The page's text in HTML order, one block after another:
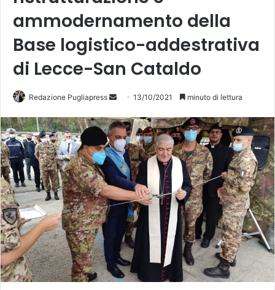
ammodernamento della
Base logistico-addestrativa
di Lecce-San Cataldo
Redazione Pugliapress
v
i
a
u
n
'
a
i
l
13/10/2021 minuto di lettura